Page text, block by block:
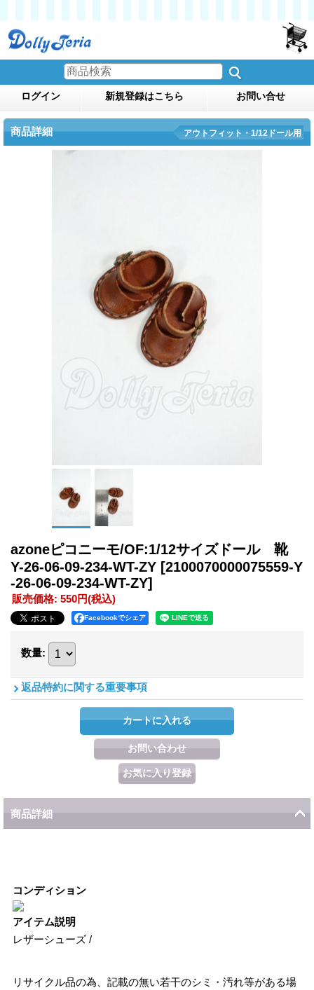
ログイン 新規登録はこちら お問い合せ
商品詳細 アウトフィット・1/12ドール用
azoneピコニーモ/OF:1/12サイズドール 靴
Y-26-06-09-234-WT-ZY [2100070000075559-Y
-26-06-09-234-WT-ZY]
販売価格: 550円(税込)
Facebookでシェア
数量:
返品特約に関する重要事項
商品詳細
コンディション
アイテム説明
レザーシューズ /
リサイクル品の為、記載の無い若干のシミ・汚れ等がある場